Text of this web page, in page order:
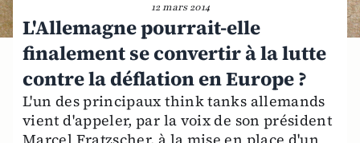
12 mars 2014
L'Allemagne pourrait-elle
finalement se convertir à la lutte
contre la déflation en Europe ?
L'un des principaux think tanks allemands
vient d'appeler, par la voix de son président